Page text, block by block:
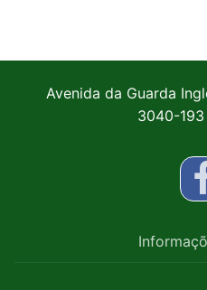
Avenida da Guarda
3040-